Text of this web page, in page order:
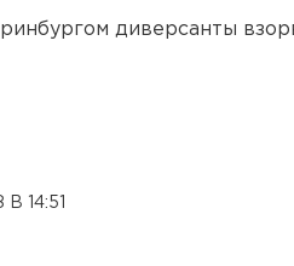
диверсанты
14:51